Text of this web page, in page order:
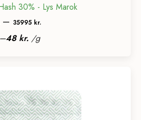
30% - Lys Marok
– 35995 kr.Prisinterval:
–48 kr. /g